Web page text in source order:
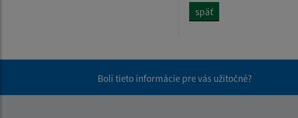
späť
Boli tieto informácie pre vás užitočné?